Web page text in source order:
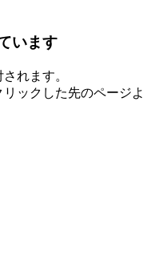
います
れます。
ックした先のページよ